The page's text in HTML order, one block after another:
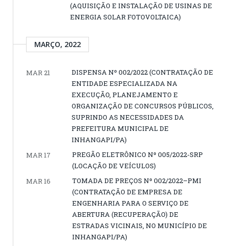
(AQUISIÇÃO E INSTALAÇÃO DE USINAS DE
ENERGIA SOLAR FOTOVOLTAICA)
MARÇO, 2022
MAR 21
DISPENSA Nº 002/2022 (CONTRATAÇÃO DE
ENTIDADE ESPECIALIZADA NA
EXECUÇÃO, PLANEJAMENTO E
ORGANIZAÇÃO DE CONCURSOS PÚBLICOS,
SUPRINDO AS NECESSIDADES DA
PREFEITURA MUNICIPAL DE
INHANGAPI/PA)
MAR 17
PREGÃO ELETRÔNICO Nº 005/2022-SRP
(LOCAÇÃO DE VEÍCULOS)
MAR 16
TOMADA DE PREÇOS Nº 002/2022–PMI
(CONTRATAÇÃO DE EMPRESA DE
ENGENHARIA PARA O SERVIÇO DE
ABERTURA (RECUPERAÇÃO) DE
ESTRADAS VICINAIS, NO MUNICÍPIO DE
INHANGAPI/PA)